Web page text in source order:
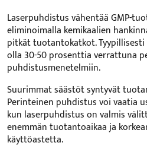
Laserpuhdistus vähentää GMP-
eliminoimalla kemikaalien
pitkät tuotantokatkot.
olla 30-50 prosenttia verrattuna
puhdistusmenetelmiin.
Suurimmat säästöt syntyvät
Perinteinen puhdistus voi vaatia
kun laserpuhdistus on valmis
enemmän tuotantoaikaa ja
käyttöastetta.